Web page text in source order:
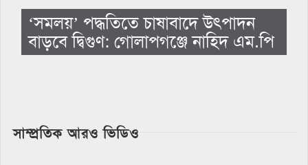
‘সমলয়’ পদ্ধতিতে চাষাবাদে উৎপাদন
বাড়বে দ্বিগুণ: গোলাপগঞ্জে নাহিদ এম.পি
সাম্প্রতিক আরও ভিডিও